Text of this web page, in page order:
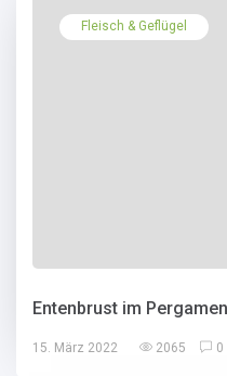
Fleisch & Geflügel
Entenbrust im
15. März 2022 2065 0